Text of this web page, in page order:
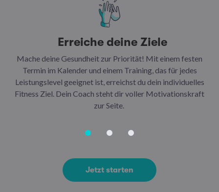
Erreiche deine Ziele
Mache deine Gesundheit zur Priorität! Mit einem festen
Termin im Kalender und einem Training, das für jedes
Leistungslevel geeignet ist, erreichst du dein individuelles
Fitness Ziel. Dein Coach steht dir voller Motivationskraft
zur Seite.
Jetzt starten